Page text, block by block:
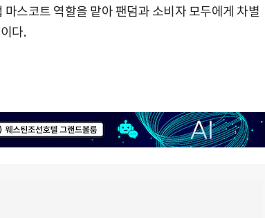
스코트 역할을 맡아 팬덤과 소비자 모두에게 차별
다.